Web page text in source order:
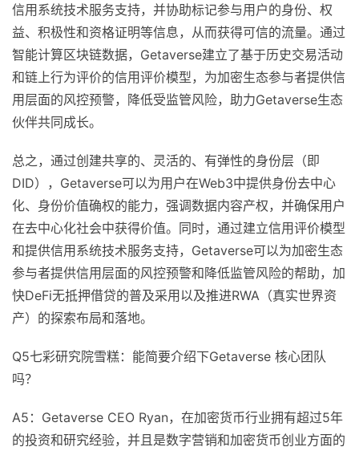
信用系统技术服务支持，并协助标记参与用户的身份、权
益、积极性和资格证明等信息，从而获得可信的流量。通过
智能计算区块链数据，Getaverse建立了基于历史交易活动
和链上行为评价的信用评价模型，为加密生态参与者提供信
用层面的风控预警，降低受监管风险，助力Getaverse生态
伙伴共同成长。
总之，通过创建共享的、灵活的、有弹性的身份层（即
DID），Getaverse可以为用户在Web3中提供身份去中心
化、身份价值确权的能力，强调数据内容产权，并确保用户
在去中心化社会中获得价值。同时，通过建立信用评价模型
和提供信用系统技术服务支持，Getaverse可以为加密生态
参与者提供信用层面的风控预警和降低监管风险的帮助，加
快DeFi无抵押借贷的普及采用以及推进RWA（真实世界资
产）的探索布局和落地。
Q5七彩研究院雪糕：能简要介绍下Getaverse 核心团队
吗？
A5：Getaverse CEO Ryan，在加密货币行业拥有超过5年
的投资和研究经验，并且是数字营销和加密货币创业方面的